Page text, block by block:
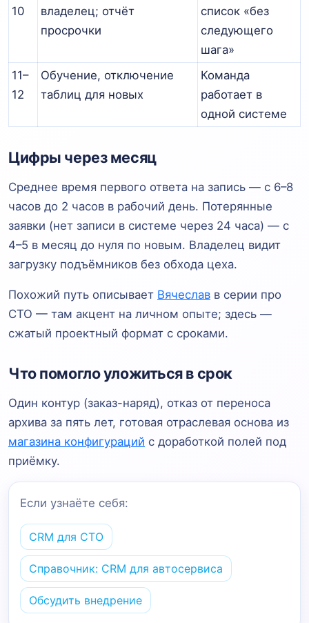
10
владелец; отчёт
просрочки
список «без
следующего
шага»
11–
12
Обучение, отключение
таблиц для новых
Команда
работает в
одной системе
Цифры через месяц
Среднее время первого ответа на запись — с 6–8
часов до 2 часов в рабочий день. Потерянные
заявки (нет записи в системе через 24 часа) — с
4–5 в месяц до нуля по новым. Владелец видит
загрузку подъёмников без обхода цеха.
Похожий путь описывает Вячеслав в серии про
СТО — там акцент на личном опыте; здесь —
сжатый проектный формат с сроками.
Что помогло уложиться в срок
Один контур (заказ-наряд), отказ от переноса
архива за пять лет, готовая отраслевая основа из
магазина конфигураций с доработкой полей под
приёмку.
Если узнаёте себя:
CRM для СТО
Справочник: CRM для автосервиса
Обсудить внедрение